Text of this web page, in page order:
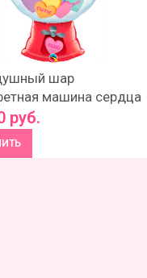
шар
машина сердца
руб.